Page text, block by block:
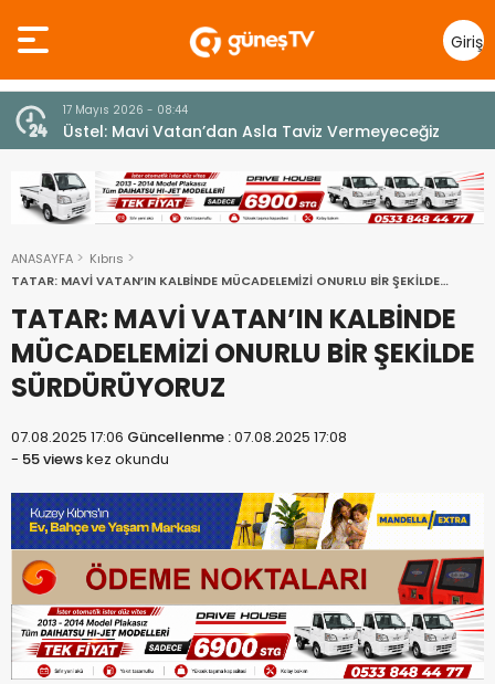
Giriş
Yap
7 Ağustos 2026 - 12:36
ÜSTEL: “ERENKÖY RUHU SONSUZA DEK YAŞAYACAK”
ANASAYFA
Kıbrıs
TATAR: MAVİ VATAN’IN KALBİNDE MÜCADELEMİZİ ONURLU BİR ŞEKİLDE
TATAR: MAVİ VATAN’IN KALBİNDE
MÜCADELEMİZİ ONURLU BİR ŞEKİLDE
SÜRDÜRÜYORUZ
07.08.2025 17:06 Güncellenme :07.08.2025 17:08
- 55 viewskez okundu